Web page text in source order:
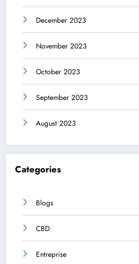
December 2023
November 2023
October 2023
September 2023
August 2023
Categories
Blogs
CBD
Entreprise